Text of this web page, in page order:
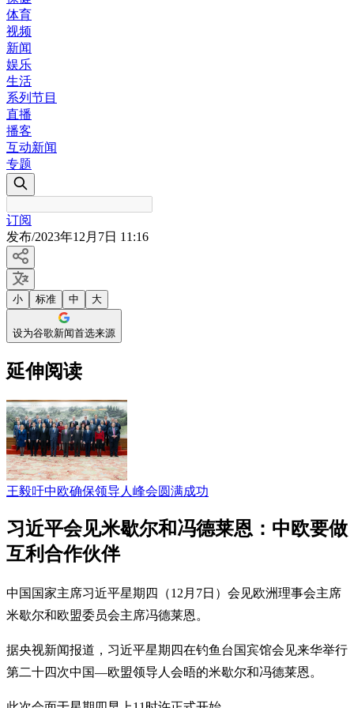
体育
视频
新闻
娱乐
生活
系列节目
直播
播客
互动新闻
专题
订阅
发布/2023年12月7日 11:16
小 标准 中 大
设为谷歌新闻首选来源
延伸阅读
王毅吁中欧确保领导人峰会圆满成功
习近平会见米歇尔和冯德莱恩：中欧要做
互利合作伙伴
中国国家主席习近平星期四（12月7日）会见欧洲理事会主席
米歇尔和欧盟委员会主席冯德莱恩。
据央视新闻报道，习近平星期四在钓鱼台国宾馆会见来华举行
第二十四次中国—欧盟领导人会晤的米歇尔和冯德莱恩。